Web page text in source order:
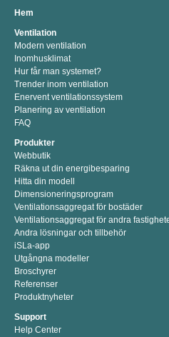
Hem
Ventilation
Modern ventilation
Inomhusklimat
Hur får man systemet?
Trender inom ventilation
Enervent ventilationssystem
Planering av ventilation
FAQ
Produkter
Webbutik
Räkna ut din energibesparing
Hitta din modell
Dimensioneringsprogram
Ventilationsaggregat för bostäder
Ventilationsaggregat för andra
Andra lösningar och tillbehör
iSLa-app
Utgångna modeller
Broschyrer
Referenser
Produktnyheter
Support
Help Center